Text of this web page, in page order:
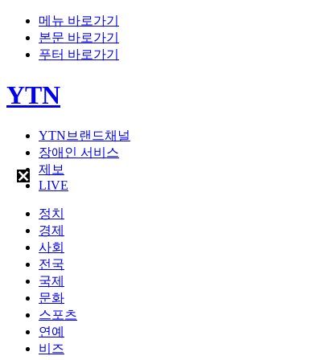
메뉴 바로가기
본문 바로가기
푸터 바로가기
YTN
YTN브랜드채널
장애인 서비스
제보
LIVE
정치
경제
사회
전국
국제
문화
스포츠
연예
비즈